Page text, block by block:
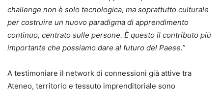
challenge non è solo tecnologica, ma soprattutto culturale
per costruire un nuovo paradigma di apprendimento
continuo, centrato sulle persone. È questo il contributo più
importante che possiamo dare al futuro del Paese.”
A testimoniare il network di connessioni già attive tra
Ateneo, territorio e tessuto imprenditoriale sono